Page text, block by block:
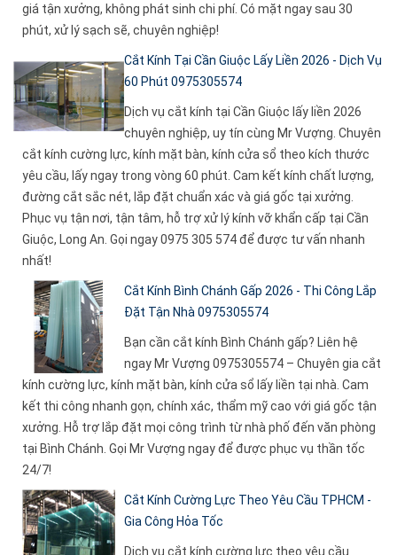
giá tận xưởng, không phát sinh chi phí. Có mặt ngay sau 30
phút, xử lý sạch sẽ, chuyên nghiệp!
Cắt Kính Tại Cần Giuộc Lấy Liền 2026 - Dịch Vụ
60 Phút 0975305574
Dịch vụ cắt kính tại Cần Giuộc lấy liền 2026
chuyên nghiệp, uy tín cùng Mr Vượng. Chuyên
cắt kính cường lực, kính mặt bàn, kính cửa sổ theo kích thước
yêu cầu, lấy ngay trong vòng 60 phút. Cam kết kính chất lượng,
đường cắt sắc nét, lắp đặt chuẩn xác và giá gốc tại xưởng.
Phục vụ tận nơi, tận tâm, hỗ trợ xử lý kính vỡ khẩn cấp tại Cần
Giuộc, Long An. Gọi ngay 0975 305 574 để được tư vấn nhanh
nhất!
Cắt Kính Bình Chánh Gấp 2026 - Thi Công Lắp
Đặt Tận Nhà 0975305574
Bạn cần cắt kính Bình Chánh gấp? Liên hệ
ngay Mr Vượng 0975305574 – Chuyên gia cắt
kính cường lực, kính mặt bàn, kính cửa sổ lấy liền tại nhà. Cam
kết thi công nhanh gọn, chính xác, thẩm mỹ cao với giá gốc tận
xưởng. Hỗ trợ lắp đặt mọi công trình từ nhà phố đến văn phòng
tại Bình Chánh. Gọi Mr Vượng ngay để được phục vụ thần tốc
24/7!
Cắt Kính Cường Lực Theo Yêu Cầu TPHCM -
Gia Công Hỏa Tốc
Dịch vụ cắt kính cường lực theo yêu cầu